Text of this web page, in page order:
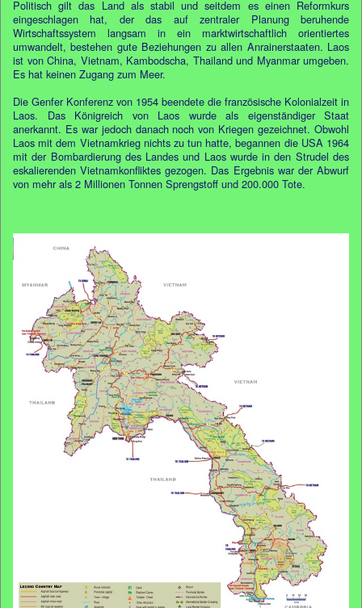
Politisch gilt das Land als stabil und seitdem es einen Reformkurs
eingeschlagen hat, der das auf zentraler Planung beruhende
Wirtschaftssystem langsam in ein marktwirtschaftlich orientiertes
umwandelt, bestehen gute Beziehungen zu allen Anrainerstaaten. Laos
ist von China, Vietnam, Kambodscha, Thailand und Myanmar umgeben.
Es hat keinen Zugang zum Meer.
Die Genfer Konferenz von 1954 beendete die französische Kolonialzeit in
Laos. Das Königreich von Laos wurde als eigenständiger Staat
anerkannt. Es war jedoch danach noch von Kriegen gezeichnet. Obwohl
Laos mit dem Vietnamkrieg nichts zu tun hatte, begannen die USA 1964
mit der Bombardierung des Landes und Laos wurde in den Strudel des
eskalierenden Vietnamkonfliktes gezogen. Das Ergebnis war der Abwurf
von mehr als 2 Millionen Tonnen Sprengstoff und 200.000 Tote.